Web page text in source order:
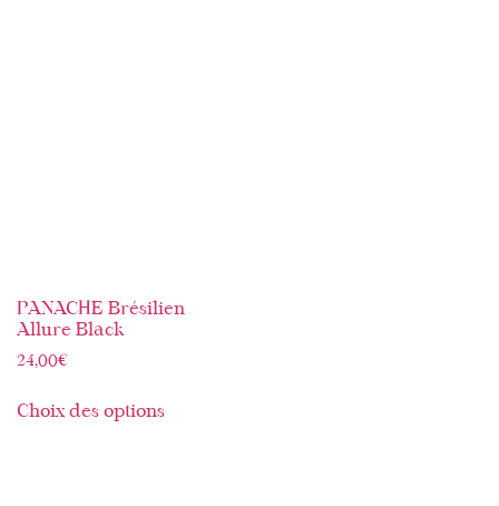
PANACHE Brésilien
Allure Black
24,00€
Choix des options